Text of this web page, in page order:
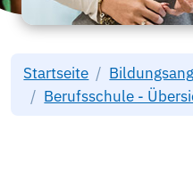
Startseite
Berufsschule -